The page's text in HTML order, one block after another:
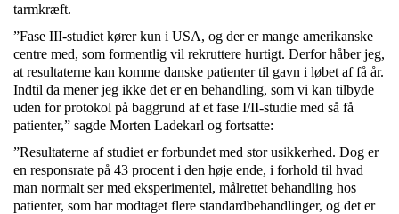
tarmkræft.
”Fase III-studiet kører kun i USA, og der er mange amerikanske
centre med, som formentlig vil rekruttere hurtigt. Derfor håber jeg,
at resultaterne kan komme danske patienter til gavn i løbet af få år.
Indtil da mener jeg ikke det er en behandling, som vi kan tilbyde
uden for protokol på baggrund af et fase I/II-studie med så få
patienter,” sagde Morten Ladekarl og fortsatte:
”Resultaterne af studiet er forbundet med stor usikkerhed. Dog er
en responsrate på 43 procent i den høje ende, i forhold til hvad
man normalt ser med eksperimentel, målrettet behandling hos
patienter, som har modtaget flere standardbehandlinger, og det er